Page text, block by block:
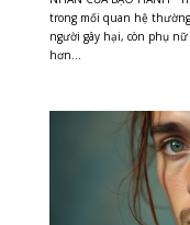
trong mối quan hệ
người gây hại, còn phụ
hơn...